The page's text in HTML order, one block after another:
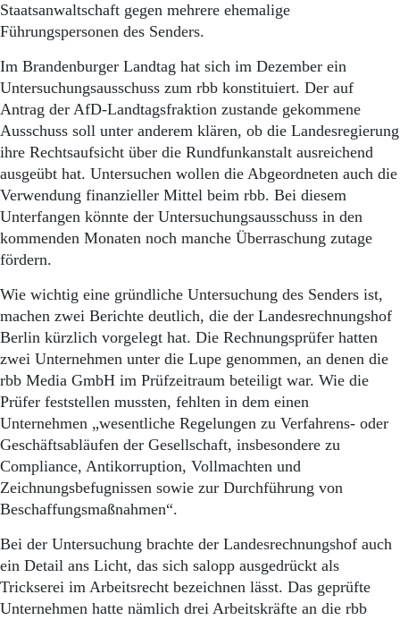
Staatsanwaltschaft gegen mehrere ehemalige
Führungspersonen des Senders.
Im Brandenburger Landtag hat sich im Dezember ein
Untersuchungsausschuss zum rbb konstituiert. Der auf
Antrag der AfD-Landtagsfraktion zustande gekommene
Ausschuss soll unter anderem klären, ob die Landesregierung
ihre Rechtsaufsicht über die Rundfunkanstalt ausreichend
ausgeübt hat. Untersuchen wollen die Abgeordneten auch die
Verwendung finanzieller Mittel beim rbb. Bei diesem
Unterfangen könnte der Untersuchungsausschuss in den
kommenden Monaten noch manche Überraschung zutage
fördern.
Wie wichtig eine gründliche Untersuchung des Senders ist,
machen zwei Berichte deutlich, die der Landesrechnungshof
Berlin kürzlich vorgelegt hat. Die Rechnungsprüfer hatten
zwei Unternehmen unter die Lupe genommen, an denen die
rbb Media GmbH im Prüfzeitraum beteiligt war. Wie die
Prüfer feststellen mussten, fehlten in dem einen
Unternehmen „wesentliche Regelungen zu Verfahrens- oder
Geschäftsabläufen der Gesellschaft, insbesondere zu
Compliance, Antikorruption, Vollmachten und
Zeichnungsbefugnissen sowie zur Durchführung von
Beschaffungsmaßnahmen“.
Bei der Untersuchung brachte der Landesrechnungshof auch
ein Detail ans Licht, das sich salopp ausgedrückt als
Trickserei im Arbeitsrecht bezeichnen lässt. Das geprüfte
Unternehmen hatte nämlich drei Arbeitskräfte an die rbb